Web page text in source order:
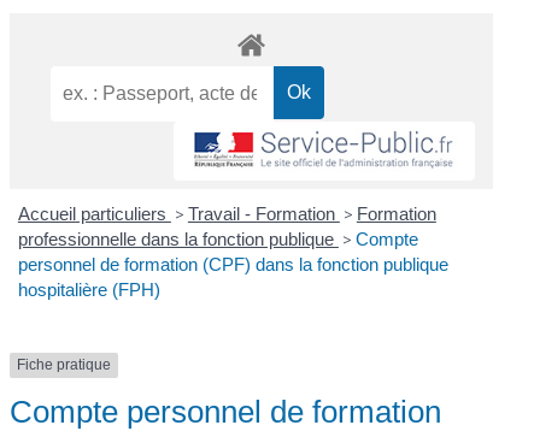
Accueil particuliers > Travail - Formation > Formation
professionnelle dans la fonction publique > Compte
personnel de formation (CPF) dans la fonction publique
hospitalière (FPH)
Fiche pratique
Compte personnel de formation